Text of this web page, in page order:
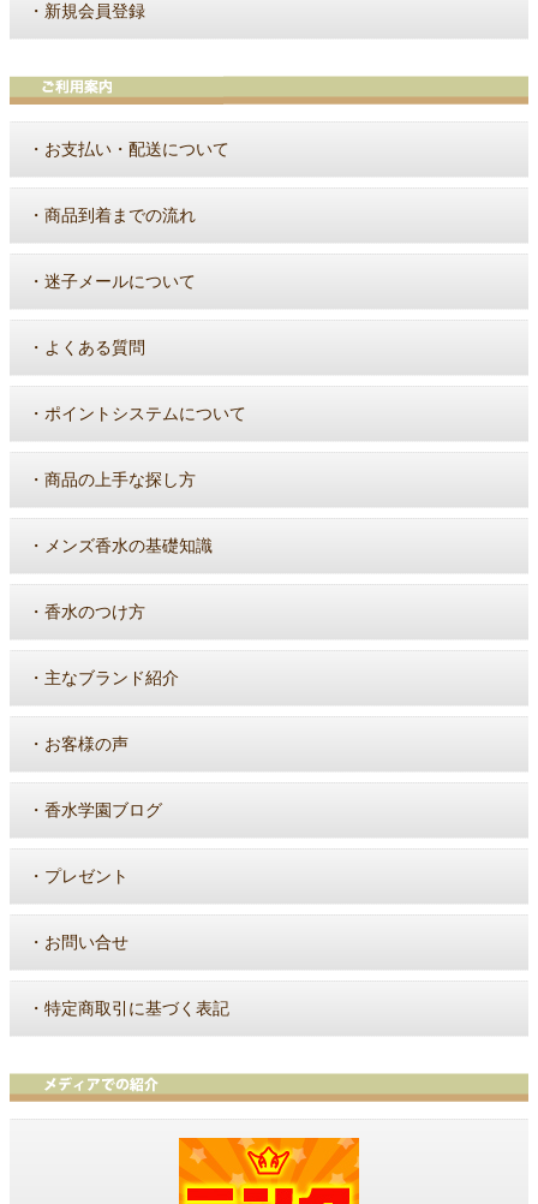
・ 新規会員登録
・ お支払い・配送について
・ 商品到着までの流れ
・ 迷子メールについて
・ よくある質問
・ ポイントシステムについて
・ 商品の上手な探し方
・ メンズ香水の基礎知識
・ 香水のつけ方
・ 主なブランド紹介
・ お客様の声
・ 香水学園ブログ
・ プレゼント
・ お問い合せ
・ 特定商取引に基づく表記